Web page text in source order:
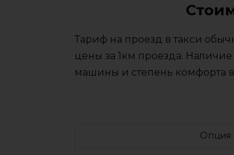
Тариф на проезд в такси
цены за 1км проезда.
машины и степень комфорта
Опция